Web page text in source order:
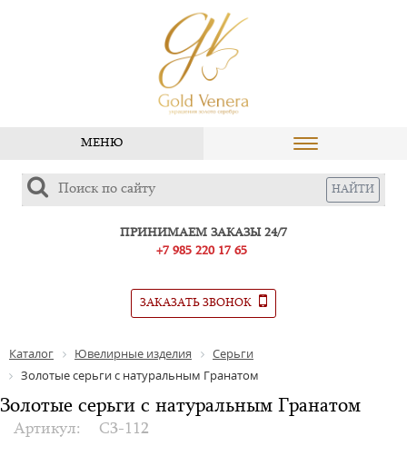
МЕНЮ
ПРИНИМАЕМ ЗАКАЗЫ 24/7
+7 985 220 17 65
ЗАКАЗАТЬ ЗВОНОК
Каталог Ювелирные изделия
Серьги
Золотые серьги с натуральным Гранатом
Золотые серьги с натуральным Гранатом
Артикул: С3-112